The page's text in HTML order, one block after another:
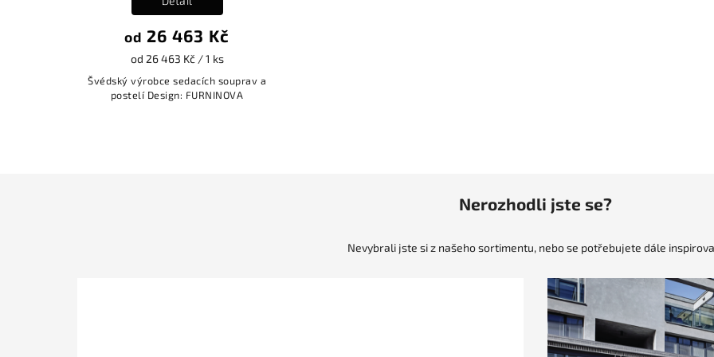
od 26 463 Kč
od 26 463 Kč / 1 ks
Švédský výrobce sedacích souprav a
postelí Design: FURNINOVA
Nerozhodli jste se?
Nevybrali jste si z našeho sortimentu, nebo se potřebujete dále